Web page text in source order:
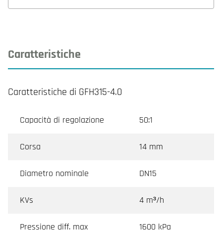
Caratteristiche
Caratteristiche di GFH315-4.0
Capacità di regolazione 50:1
Corsa 14 mm
Diametro nominale DN15
KVs 4 m³/h
Pressione diff. max 1600 kPa